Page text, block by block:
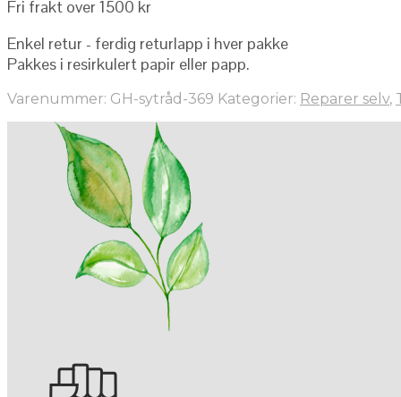
Fri frakt over 1500 kr
Enkel retur - ferdig returlapp i hver pakke
Pakkes i resirkulert papir eller papp.
Varenummer: GH-sytråd-369 Kategorier: Reparer selv,